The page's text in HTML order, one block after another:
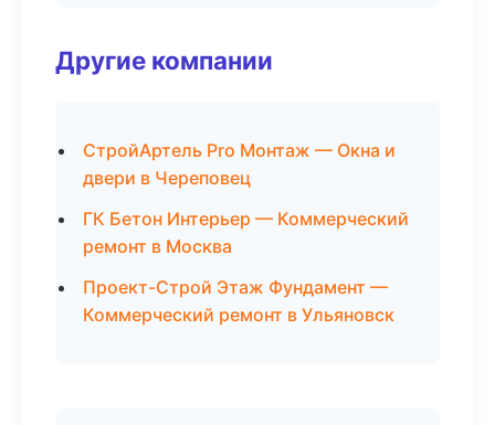
Другие компании
СтройАртель Pro Монтаж — Окна и
двери в Череповец
ГК Бетон Интерьер — Коммерческий
ремонт в Москва
Проект-Строй Этаж Фундамент —
Коммерческий ремонт в Ульяновск